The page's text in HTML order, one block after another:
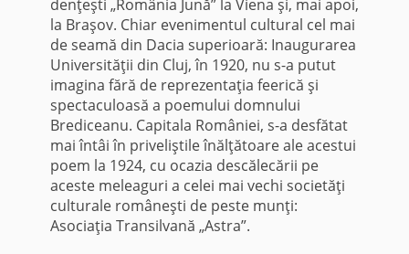
denţeşti „România Jună” la Viena şi, mai apoi,
la Braşov. Chiar evenimentul cultural cel mai
de seamă din Dacia superioară: Inaugurarea
Universităţii din Cluj, în 1920, nu s-a putut
imagina fără de reprezentaţia feerică şi
spectaculoasă a poemului domnului
Brediceanu. Capitala României, s-a desfătat
mai întâi în priveliştile înălţătoare ale acestui
poem la 1924, cu ocazia descălecării pe
aceste melea­guri a celei mai vechi societăţi
culturale româneşti de peste munţi:
Asociaţia Tran­silvană „Astra”.